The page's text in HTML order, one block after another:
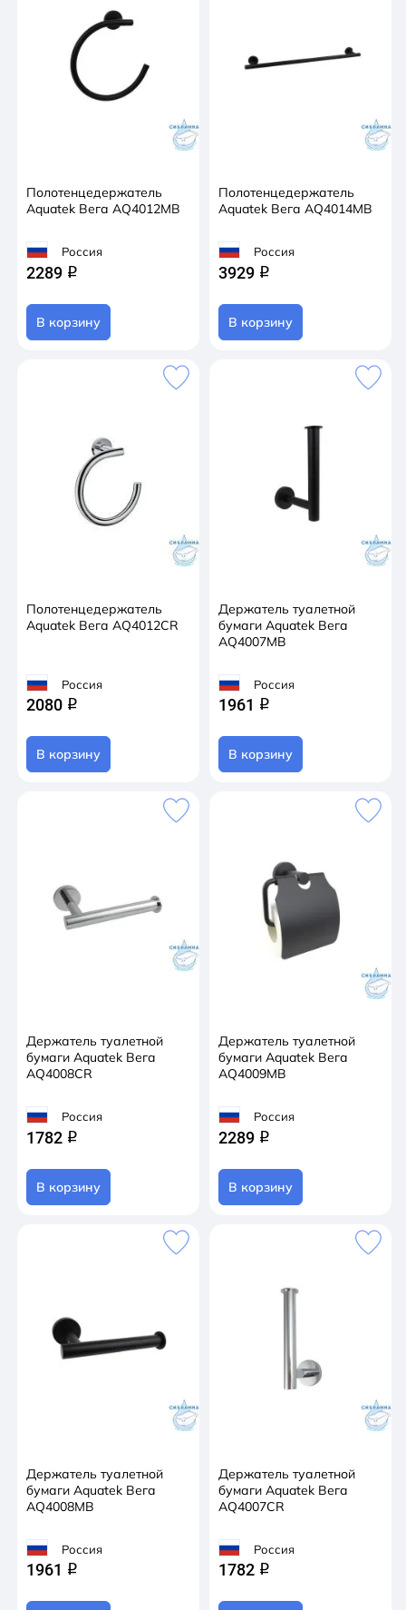
Полотенцедержатель
Aquatek Вега AQ4012MB
Россия
2289 q
В корзину
Полотенцедержатель
Aquatek Вега AQ4014MB
Россия
3929 q
В корзину
Полотенцедержатель
Aquatek Вега AQ4012CR
Россия
2080 q
В корзину
Держатель туалетной
бумаги Aquatek Вега
AQ4007MB
Россия
1961 q
В корзину
Держатель туалетной
бумаги Aquatek Вега
AQ4008CR
Россия
1782 q
В корзину
Держатель туалетной
бумаги Aquatek Вега
AQ4009MB
Россия
2289 q
В корзину
Держатель туалетной
бумаги Aquatek Вега
AQ4008MB
Россия
1961 q
Держатель туалетной
бумаги Aquatek Вега
AQ4007CR
Россия
1782 q